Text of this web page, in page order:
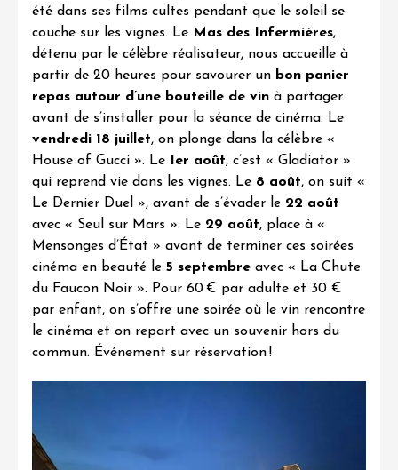
été dans ses films cultes pendant que le soleil se
couche sur les vignes. Le Mas des Infermières,
détenu par le célèbre réalisateur, nous accueille à
partir de 20 heures pour savourer un bon panier
repas autour d’une bouteille de vin à partager
avant de s’installer pour la séance de cinéma. Le
vendredi 18 juillet, on plonge dans la célèbre «
House of Gucci ». Le 1er août, c’est « Gladiator »
qui reprend vie dans les vignes. Le 8 août, on suit «
Le Dernier Duel », avant de s’évader le 22 août
avec « Seul sur Mars ». Le 29 août, place à «
Mensonges d’État » avant de terminer ces soirées
cinéma en beauté le 5 septembre avec « La Chute
du Faucon Noir ». Pour 60 € par adulte et 30 €
par enfant, on s’offre une soirée où le vin rencontre
le cinéma et on repart avec un souvenir hors du
commun. Événement sur réservation!